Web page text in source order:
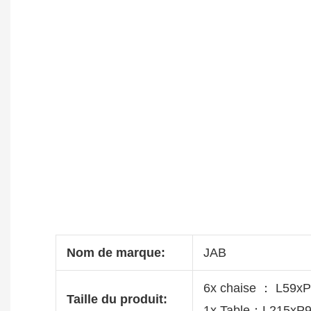
Nom de marque: JAB
Taille du produit:
6x chaise ：